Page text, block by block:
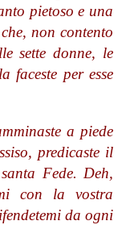
pietoso e una
non contento
sette donne, le
faceste per esse
a piede
predicaste il
Fede. Deh,
con la vostra
da ogni